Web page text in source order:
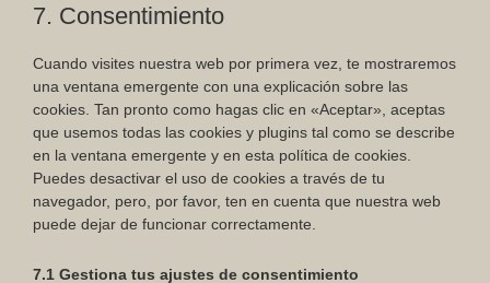
7. Consentimiento
Cuando visites nuestra web por primera vez, te mostraremos
una ventana emergente con una explicación sobre las
cookies. Tan pronto como hagas clic en «Aceptar», aceptas
que usemos todas las cookies y plugins tal como se describe
en la ventana emergente y en esta política de cookies.
Puedes desactivar el uso de cookies a través de tu
navegador, pero, por favor, ten en cuenta que nuestra web
puede dejar de funcionar correctamente.
7.1 Gestiona tus ajustes de consentimiento